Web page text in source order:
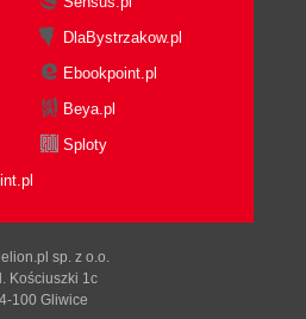
DlaBystrzakow.pl
Ebookpoint.pl
Beya.pl
Sploty
sp. z o.o.
Kościuszki 1c
100 Gliwice